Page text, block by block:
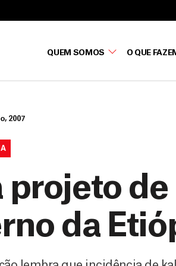
QUEM SOMOS O QUE
2007
projeto de
da